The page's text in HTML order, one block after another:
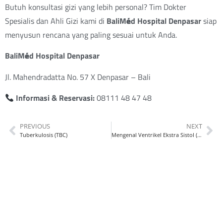
Butuh konsultasi gizi yang lebih personal? Tim Dokter
Spesialis dan Ahli Gizi kami di BaliMéd Hospital Denpasarsiap
menyusun rencana yang paling sesuai untuk Anda.
BaliMéd Hospital Denpasar
Jl. Mahendradatta No. 57 X Denpasar – Bali
Informasi & Reservasi:08111 48 47 48
PREVIOUS
Tuberkulosis (TBC)
NEXT
Mengenal Ventrikel Ekstra Sistol (VES)